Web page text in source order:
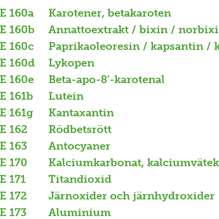
160a
Karotener, betakaroten
160b
Annattoextrakt / bixin /
160c
Paprikaoleoresin / kapsantin /
160d
Lykopen
160e
Beta-apo-8’-karotenal
161b
Lutein
161g
Kantaxantin
162
Rödbetsrött
163
Antocyaner
170
Kalciumkarbonat,
171
Titandioxid
172
Järnoxider och järnhydroxider
173
Aluminium